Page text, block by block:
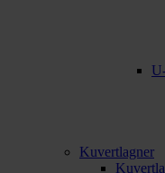
Kuvertlagner